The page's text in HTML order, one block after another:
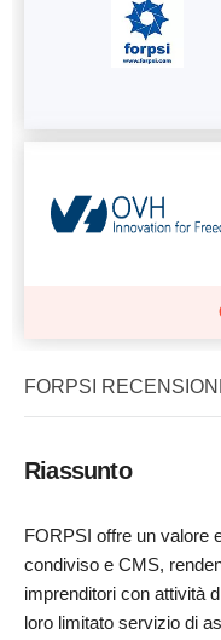
FORPSI
Riassunto
FORPSI offre un valore
condiviso e CMS,
imprenditori con attività
loro limitato servizio di